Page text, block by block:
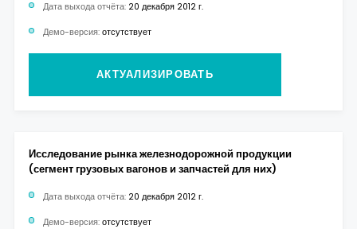
Дата выхода отчёта: 20 декабря 2012 г.
Демо-версия: отсутствует
АКТУАЛИЗИРОВАТЬ
Исследование рынка железнодорожной продукции
(сегмент грузовых вагонов и запчастей для них)
Дата выхода отчёта: 20 декабря 2012 г.
Демо-версия: отсутствует